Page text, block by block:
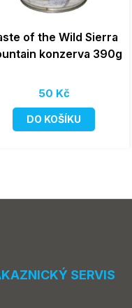
of the Wild Sierra
konzerva 390g
50 Kč
DO KOŠÍKU
SERVIS